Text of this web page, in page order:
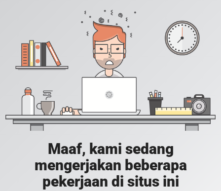
Maaf, kami sedang
mengerjakan beberapa
pekerjaan di situs ini